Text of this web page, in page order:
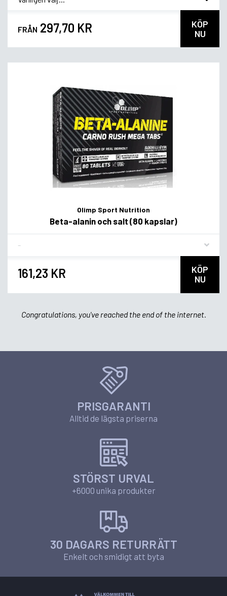
FRÅN 297,70 KR
KÖP
NU
Olimp Sport Nutrition
Beta-alanin och salt (80 kapslar)
161,23 KR
KÖP
NU
Congratulations, you've reached the end of the internet.
PRISGARANTI
Alltid de lägsta priserna
STÖRST URVAL
+6000 unika produkter
30 DAGARS RETURRÄTT
Enkelt och smidigt att byta